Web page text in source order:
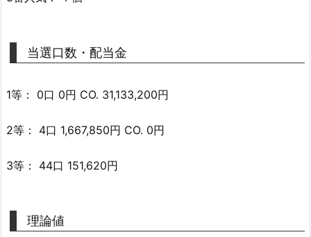
当選口数・配当金
1等： 0口 0円 CO. 31,133,200円
2等： 4口 1,667,850円 CO. 0円
3等： 44口 151,620円
理論値